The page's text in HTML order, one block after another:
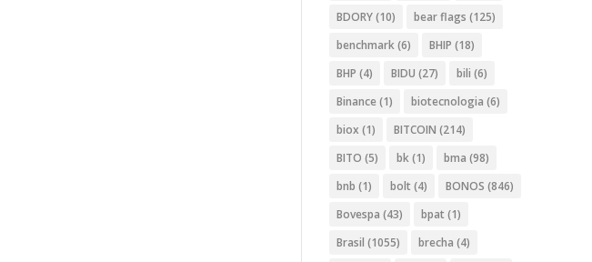
BDORY(10) bear flags (125)
benchmark(6) BHIP (18)
BHP (4) BIDU (27) bili (6)
Binance (1) biotecnologia (6)
biox (1) BITCOIN (214)
BITO (5) bk(1) bma (98)
bnb (1) bolt (4) BONOS (846)
Bovespa (43) bpat (1)
Brasil (1055) brecha (4)